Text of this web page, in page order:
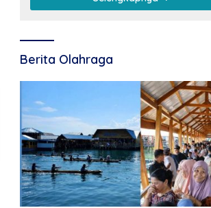
Berita Olahraga